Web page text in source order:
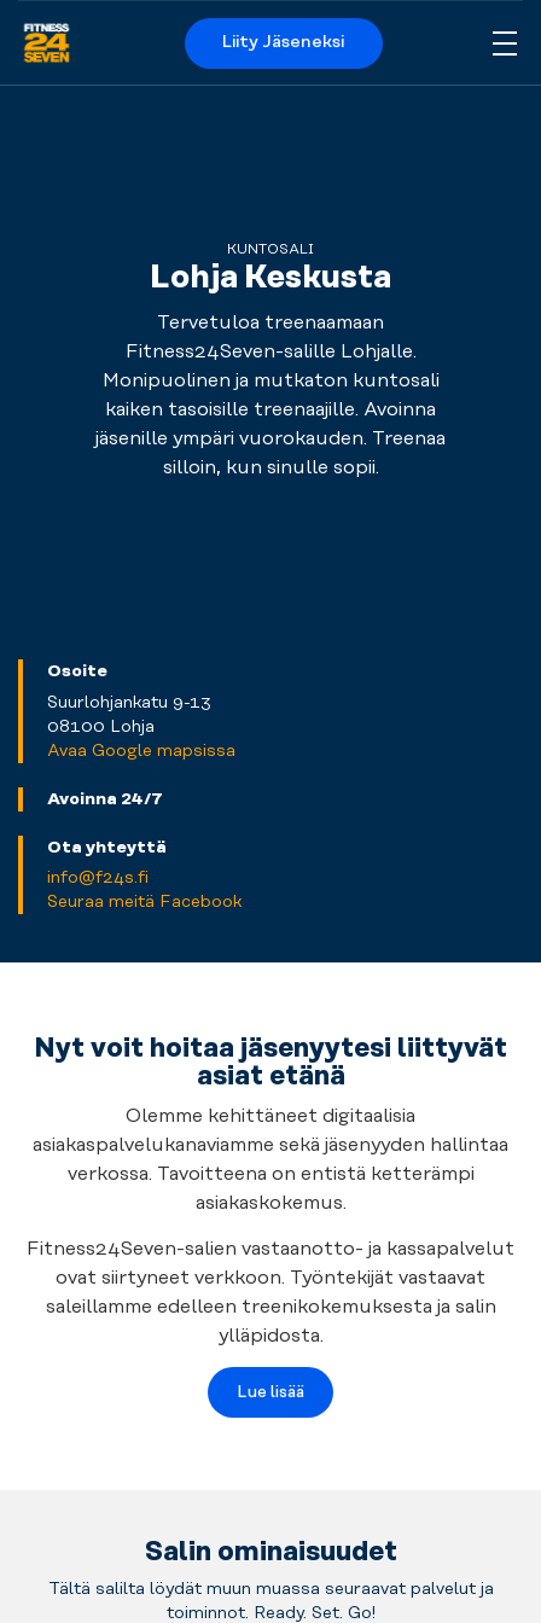
Logo
Liity Jäseneksi
KUNTOSALI
Lohja Keskusta
Tervetuloa treenaamaan
Fitness24Seven-salille Lohjalle.
Monipuolinen ja mutkaton kuntosali
kaiken tasoisille treenaajille. Avoinna
jäsenille ympäri vuorokauden. Treenaa
silloin, kun sinulle sopii.
Osoite
Suurlohjankatu 9-13
08100 Lohja
Avaa Google mapsissa
Avoinna 24/7
Ota yhteyttä
info@f24s.fi
Seuraa meitä Facebook
Nyt voit hoitaa jäsenyytesi liittyvät
asiat etänä
Olemme kehittäneet digitaalisia
asiakaspalvelukanaviamme sekä jäsenyyden hallintaa
verkossa. Tavoitteena on entistä ketterämpi
asiakaskokemus.
Fitness24Seven-salien vastaanotto- ja kassapalvelut
ovat siirtyneet verkkoon. Työntekijät vastaavat
saleillamme edelleen treenikokemuksesta ja salin
ylläpidosta.
Lue lisää
Salin ominaisuudet
Tältä salilta löydät muun muassa seuraavat palvelut ja
toiminnot. Ready. Set. Go!